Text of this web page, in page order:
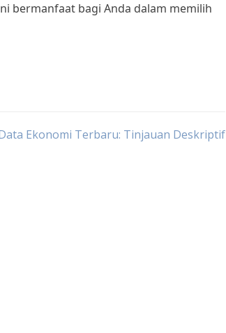
bermanfaat bagi Anda dalam memilih
Ekonomi Terbaru: Tinjauan Deskriptif